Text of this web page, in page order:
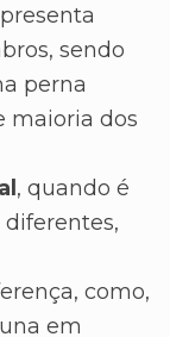
sendo
perna
maioria dos
, quando é
como,
em